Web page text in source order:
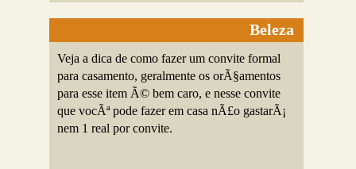
Beleza
Veja a dica de como fazer um convite formal
para casamento, geralmente os orÃ§amentos
para esse item Ã© bem caro, e nesse convite
que vocÃª pode fazer em casa nÃ£o gastarÃ¡
nem 1 real por convite.